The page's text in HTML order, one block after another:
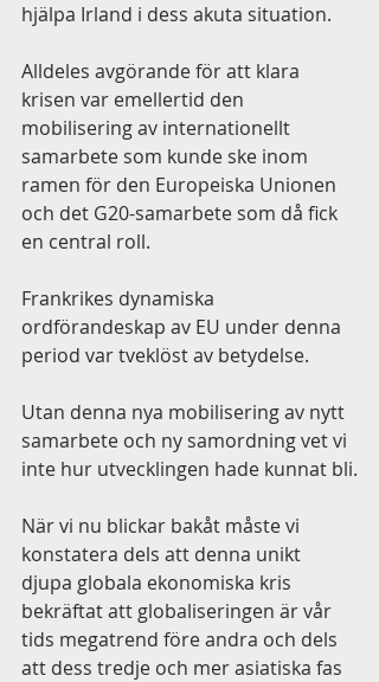
hjälpa Irland i dess akuta situation.
Alldeles avgörande för att klara
krisen var emellertid den
mobilisering av internationellt
samarbete som kunde ske inom
ramen för den Europeiska Unionen
och det G20-samarbete som då fick
en central roll.
Frankrikes dynamiska
ordförandeskap av EU under denna
period var tveklöst av betydelse.
Utan denna nya mobilisering av nytt
samarbete och ny samordning vet vi
inte hur utvecklingen hade kunnat bli.
När vi nu blickar bakåt måste vi
konstatera dels att denna unikt
djupa globala ekonomiska kris
bekräftat att globaliseringen är vår
tids megatrend före andra och dels
att dess tredje och mer asiatiska fas